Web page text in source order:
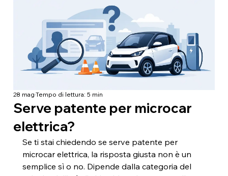
Serve patente per microcar
elettrica?
28 magTempo di lettura: 5 min
Se ti stai chiedendo se serve patente per
microcar elettrica, la risposta giusta non è un
semplice sì o no. Dipende dalla categoria del